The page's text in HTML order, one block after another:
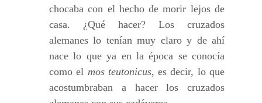
chocaba con el hecho de morir lejos de
casa. ¿Qué hacer? Los cruzados
alemanes lo tenían muy claro y de ahí
nace lo que ya en la época se conocía
como el mos teutonicus, es decir, lo que
acostumbraban a hacer los cruzados